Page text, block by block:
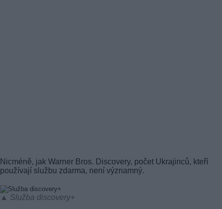
Nicméně, jak Warner Bros. Discovery, počet Ukrajinců, kteří
používají službu zdarma, není významný.
▲ Služba discovery+